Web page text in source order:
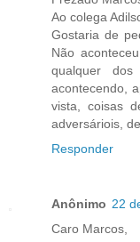
Ao colega
Gostaria de
Não
qualquer
acontecendo,
vista, coisas
adversáriois,
Responder
Anônimo 22
Caro Marcos,